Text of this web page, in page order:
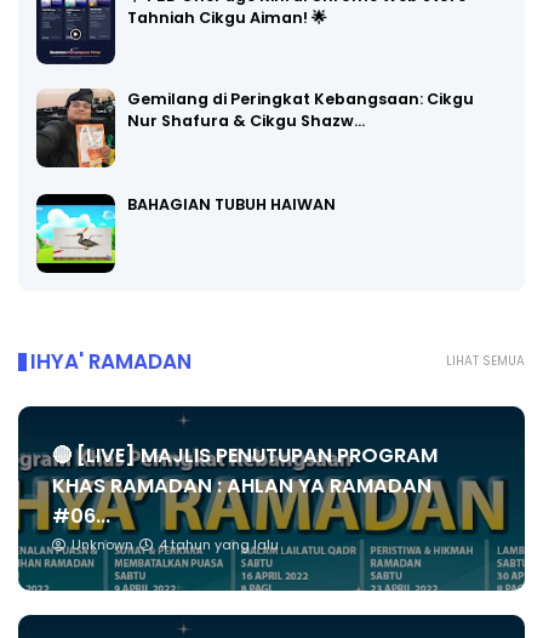
Tahniah Cikgu Aiman! 🌟
Gemilang di Peringkat Kebangsaan: Cikgu
Nur Shafura & Cikgu Shazw…
BAHAGIAN TUBUH HAIWAN
LIHAT SEMUA
IHYA' RAMADAN
🔴 [LIVE] MAJLIS PENUTUPAN PROGRAM
KHAS RAMADAN : AHLAN YA RAMADAN
#06...
Unknown 4 tahun yang lalu